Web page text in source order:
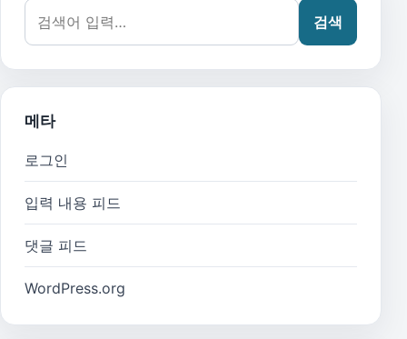
검색어:
검색
메타
로그인
입력 내용 피드
댓글 피드
WordPress.org